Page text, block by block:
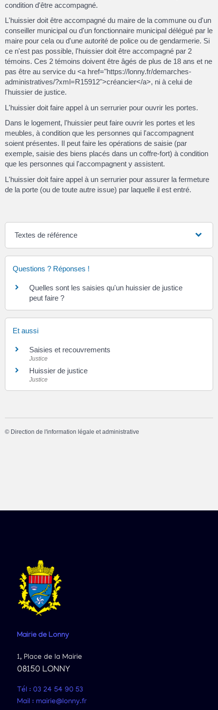
condition d'être accompagné.
L'huissier doit être accompagné du maire de la commune ou d'un
conseiller municipal ou d'un fonctionnaire municipal délégué par le
maire pour cela ou d'une autorité de police ou de gendarmerie. Si
ce n'est pas possible, l'huissier doit être accompagné par 2
témoins. Ces 2 témoins doivent être âgés de plus de 18 ans et ne
pas être au service du <a href="https://lonny.fr/demarches-
administratives/?xml=R15912">créancier</a>, ni à celui de
l'huissier de justice.
L'huissier doit faire appel à un serrurier pour ouvrir les portes.
Dans le logement, l'huissier peut faire ouvrir les portes et les
meubles, à condition que les personnes qui l'accompagnent
soient présentes. Il peut faire les opérations de saisie (par
exemple, saisie des biens placés dans un coffre-fort) à condition
que les personnes qui l'accompagnent y assistent.
L'huissier doit faire appel à un serrurier pour assurer la fermeture
de la porte (ou de toute autre issue) par laquelle il est entré.
Textes de référence
Questions ? Réponses !
Quelles sont les saisies qu'un huissier de justice
peut faire ?
Et aussi
Saisies et recouvrements
Justice
Huissier de justice
Justice
© Direction de l'information légale et administrative
Mairie de Lonny
1, Place de la Mairie
08150 LONNY
Tél : 03 24 54 90 53
Mail : mairie@lonny.fr